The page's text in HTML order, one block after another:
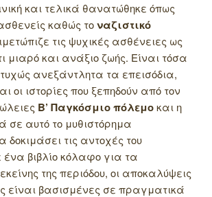
και τελικά θανατώθηκε όπως
καθώς τοναζιστικό
τις ψυχικές ασθένειες ως
μιαρό και ανάξιο ζωής. Είναι τόσα
ανεξάντλητα τα επεισόδια,
οι ιστορίες που ξεπηδούν από τον
Β’ Παγκόσμιο πόλεμοκαι η
αυτό το μυθιστόρημα
τις αντοχές του
βιβλίο κόλαφο για τα
της περιόδου, οι αποκαλύψεις
είναι βασισμένες σε πραγματικά